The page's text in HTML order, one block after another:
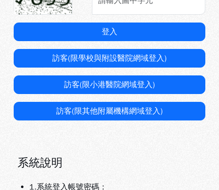
登入
訪客(限學校與附設醫院網域登入)
訪客(限小港醫院網域登入)
訪客(限其他附屬機構網域登入)
系統說明
1.系統登入帳號密碼：